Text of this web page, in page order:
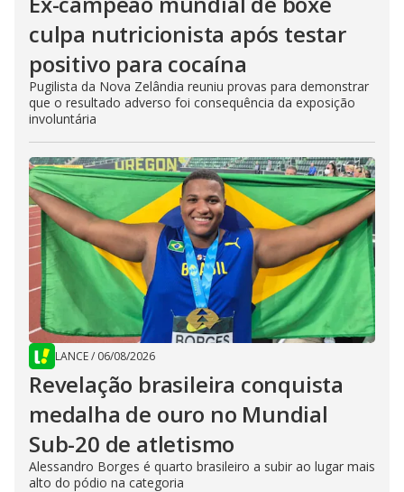
culpa nutricionista após testar
positivo para cocaína
Pugilista da Nova Zelândia reuniu provas para demonstrar
que o resultado adverso foi consequência da exposição
involuntária
LANCE/ 06/08/2026
Revelação brasileira conquista
medalha de ouro no Mundial
Sub-20 de atletismo
Alessandro Borges é quarto brasileiro a subir ao lugar mais
alto do pódio na categoria